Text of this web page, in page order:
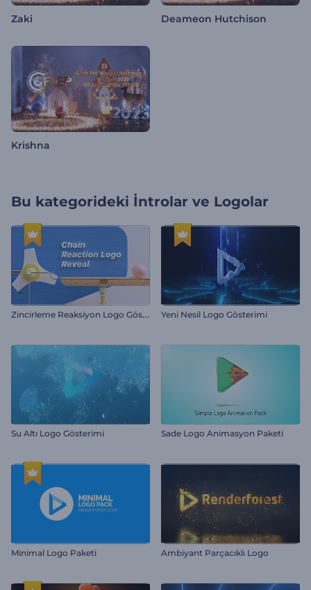
Zaki Deameon Hutchison
Krishna
Bu kategorideki İntrolar ve Logolar
Z
incirleme Reaksiyon Logo Gösterimi Yeni Nesil Logo Gösterimi
Su Altı Logo Gösterimi Sade Logo Animasyon Paketi
Minimal Logo Paketi Ambiyant Parçacıklı Logo